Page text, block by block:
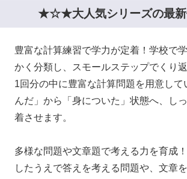
★☆★大人気シリーズの最
豊富な計算練習で学力が定着！学校で
かく分類し、スモールステップでくり
1回分の中に豊富な計算問題を用意して
んだ」から「身についた」状態へ、し
着させます。
多様な問題や文章題で考える力を育成
したうえで答えを考える問題や、文章